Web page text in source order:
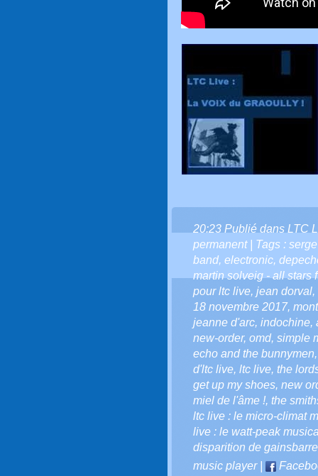
20:23 Publié dans LTC
permanent| Tags :
band, electronic,
martin solveig - all stars
pour ltc live, jean dorval,
18 novembre 2017,
jeanne d'arc, indochine,
new-order, omd, simple
echo and the bunnymen
d'ltc live, ltc live, the
get up my shoes, new
miel de l'âme !, the
ltc live : le micro-climat
live : le watt-peak
disparition de gainsbarre
music player|